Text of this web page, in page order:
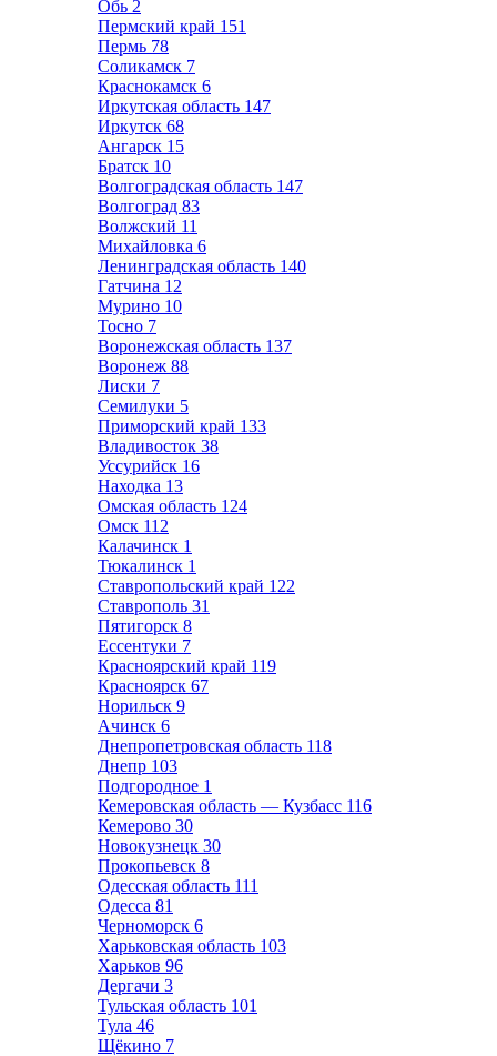
Обь 2
Пермский край 151
Пермь 78
Соликамск 7
Краснокамск 6
Иркутская область 147
Иркутск 68
Ангарск 15
Братск 10
Волгоградская область 147
Волгоград 83
Волжский 11
Михайловка 6
Ленинградская область 140
Гатчина 12
Мурино 10
Тосно 7
Воронежская область 137
Воронеж 88
Лиски 7
Семилуки 5
Приморский край 133
Владивосток 38
Уссурийск 16
Находка 13
Омская область 124
Омск 112
Калачинск 1
Тюкалинск 1
Ставропольский край 122
Ставрополь 31
Пятигорск 8
Ессентуки 7
Красноярский край 119
Красноярск 67
Норильск 9
Ачинск 6
Днепропетровская область 118
Днепр 103
Подгородное 1
Кемеровская область — Кузбасс 116
Кемерово 30
Новокузнецк 30
Прокопьевск 8
Одесская область 111
Одесса 81
Черноморск 6
Харьковская область 103
Харьков 96
Дергачи 3
Тульская область 101
Тула 46
Щёкино 7